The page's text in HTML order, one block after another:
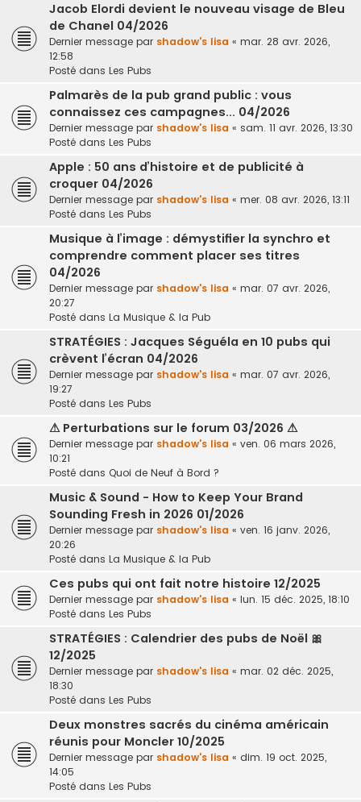
Jacob Elordi devient le nouveau visage de Bleu
de Chanel 04/2026
Dernier message par shadow's lisa « mar. 28 avr. 2026,
12:58
Posté dans Les Pubs
Palmarès de la pub grand public : vous
connaissez ces campagnes... 04/2026
Dernier message par shadow's lisa « sam. 11 avr. 2026, 13:30
Posté dans Les Pubs
Apple : 50 ans d’histoire et de publicité à
croquer 04/2026
Dernier message par shadow's lisa « mer. 08 avr. 2026, 13:11
Posté dans Les Pubs
Musique à l’image : démystifier la synchro et
comprendre comment placer ses titres
04/2026
Dernier message par shadow's lisa « mar. 07 avr. 2026,
20:27
Posté dans La Musique & la Pub
STRATÉGIES : Jacques Séguéla en 10 pubs qui
crèvent l’écran 04/2026
Dernier message par shadow's lisa « mar. 07 avr. 2026,
19:27
Posté dans Les Pubs
⚠ Perturbations sur le forum 03/2026 ⚠
Dernier message par shadow's lisa « ven. 06 mars 2026,
10:21
Posté dans Quoi de Neuf à Bord ?
Music & Sound - How to Keep Your Brand
Sounding Fresh in 2026 01/2026
Dernier message par shadow's lisa « ven. 16 janv. 2026,
20:26
Posté dans La Musique & la Pub
Ces pubs qui ont fait notre histoire 12/2025
Dernier message par shadow's lisa « lun. 15 déc. 2025, 18:10
Posté dans Les Pubs
STRATÉGIES : Calendrier des pubs de Noël 🎀
12/2025
Dernier message par shadow's lisa « mar. 02 déc. 2025,
18:30
Posté dans Les Pubs
Deux monstres sacrés du cinéma américain
réunis pour Moncler 10/2025
Dernier message par shadow's lisa « dim. 19 oct. 2025,
14:05
Posté dans Les Pubs